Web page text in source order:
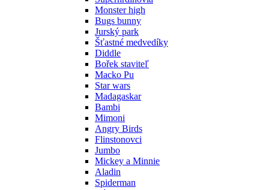
Monster high
Bugs bunny
Jurský park
Šťastné medvedíky
Diddle
Bořek staviteľ
Macko Pu
Star wars
Madagaskar
Bambi
Mimoni
Angry Birds
Flinstonovci
Jumbo
Mickey a Minnie
Aladin
Spiderman